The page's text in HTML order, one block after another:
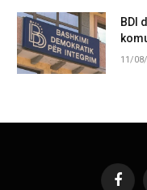
BDI
11/